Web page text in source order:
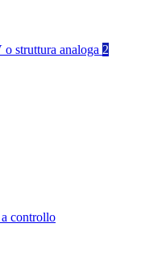
struttura analoga 2
controllo